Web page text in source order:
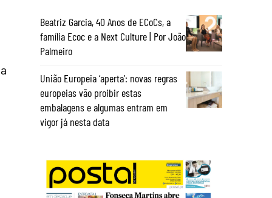
Beatriz Garcia, 40 Anos de ECoCs, a
família Ecoc e a Next Culture | Por João
Palmeiro
União Europeia ‘aperta’: novas regras
europeias vão proibir estas
embalagens e algumas entram em
vigor já nesta data